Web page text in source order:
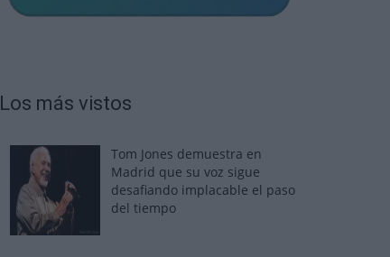
Los más vistos
Tom Jones demuestra en
Madrid que su voz sigue
desafiando implacable el paso
del tiempo